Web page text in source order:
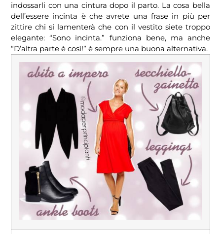
indossarli con una cintura dopo il parto. La cosa bella
dell’essere incinta è che avrete una frase in più per
zittire chi si lamenterà che con il vestito siete troppo
elegante: “Sono incinta.” funziona bene, ma anche
“D’altra parte è così!” è sempre una buona alternativa.